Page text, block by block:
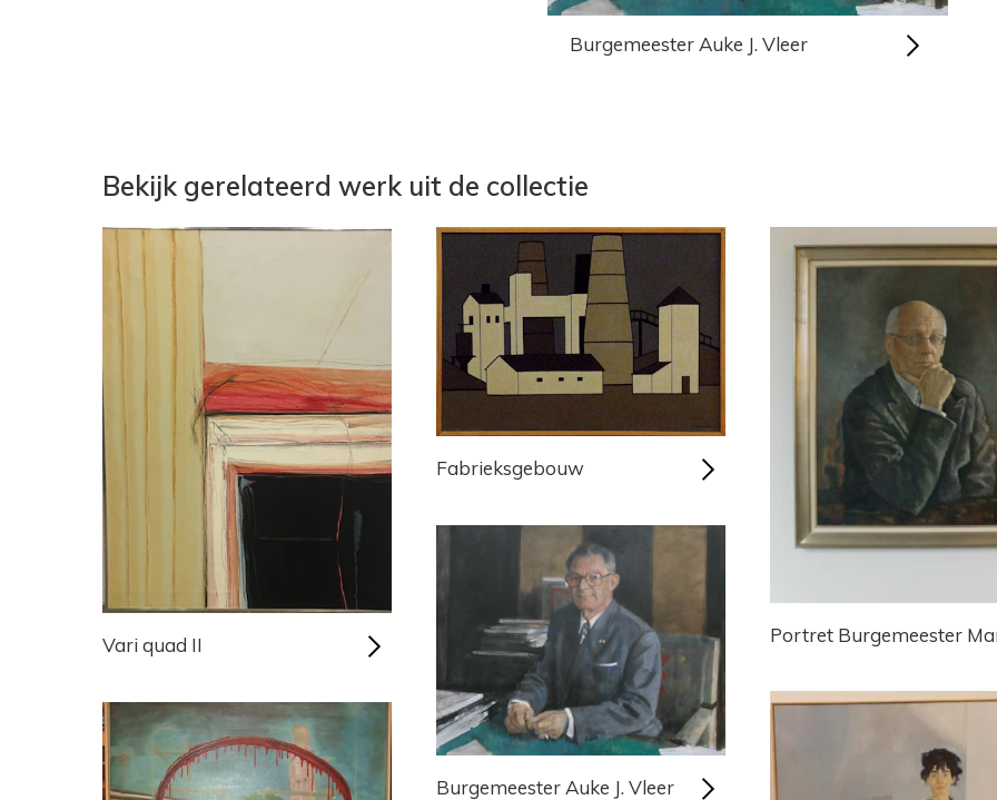
Burgemeester Auke J. Vleer
Bekijk gerelateerd werk uit de collectie
Vari quad II
Fabrieksgebouw
Portret Burgemeester
Burgemeester Auke J. Vleer